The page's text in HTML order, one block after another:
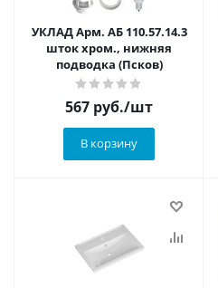
УКЛАД Арм. АБ 110.57.14.3
шток хром., нижняя
подводка (Псков)
567 руб./шт
В корзину